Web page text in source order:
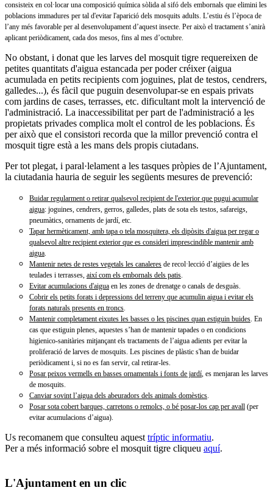
consisteix en col·locar una composició química sòlida al sifó dels embornals que elimini les
poblacions immadures per tal d'evitar l'aparició dels mosquits adults. L’estiu és l’època de
l’any més favorable per al desenvolupament d’aquest insecte. Per això el tractament s’anirà
aplicant periòdicament, cada dos mesos, fins al mes d’octubre.
No obstant, i donat que les larves del mosquit tigre requereixen de
petites quantitats d'aigua estancada per poder créixer (aigua
acumulada en petits recipients com joguines, plat de testos, cendrers,
galledes...), és fàcil que puguin desenvolupar-se en espais privats
com jardins de cases, terrasses, etc. dificultant molt la intervenció de
l'administració. La inaccessibilitat per part de l'administració a les
propietats privades complica molt el control de les poblacions. És
per això que el consistori recorda que la millor prevenció contra el
mosquit tigre està a les mans dels propis ciutadans.
Per tot plegat, i paral·lelament a les tasques pròpies de l’Ajuntament,
la ciutadania hauria de seguir les següents mesures de prevenció:
Buidar regularment o retirar qualsevol recipient de l'exterior que pugui acumular
aigua: joguines, cendrers, gerros, galledes, plats de sota els testos, safareigs,
pneumàtics, ornaments de jardí, etc.
Tapar hermèticament, amb tapa o tela mosquitera, els dipòsits d'aigua per regar o
qualsevol altre recipient exterior que es consideri imprescindible mantenir amb
aigua.
Mantenir netes de restes vegetals les canaleres de recol·lecció d’aigües de les
teulades i terrasses, així com els embornals dels patis.
Evitar acumulacions d'aigua en les zones de drenatge o canals de desguàs.
Cobrir els petits forats i depressions del terreny que acumulin aigua i evitar els
forats naturals presents en troncs.
Mantenir completament eixutes les basses o les piscines quan estiguin buides. En
cas que estiguin plenes, aquestes s’han de mantenir tapades o en condicions
higienico-sanitàries mitjançant els tractaments de l’aigua adients per evitar la
proliferació de larves de mosquits. Les piscines de plàstic s'han de buidar
periòdicament i, si no es fan servir, cal retirar-les.
Posar peixos vermells en basses ornamentals i fonts de jardí, es menjaran les larves
de mosquits.
Canviar sovint l’aigua dels abeuradors dels animals domèstics.
Posar sota cobert barques, carretons o remolcs, o bé posar-los cap per avall (per
evitar acumulacions d’aigua).
Us recomanem que consulteu aquest tríptic informatiu.
Per a més informació sobre el mosquit tigre cliqueu aquí.
L'Ajuntament en un clic